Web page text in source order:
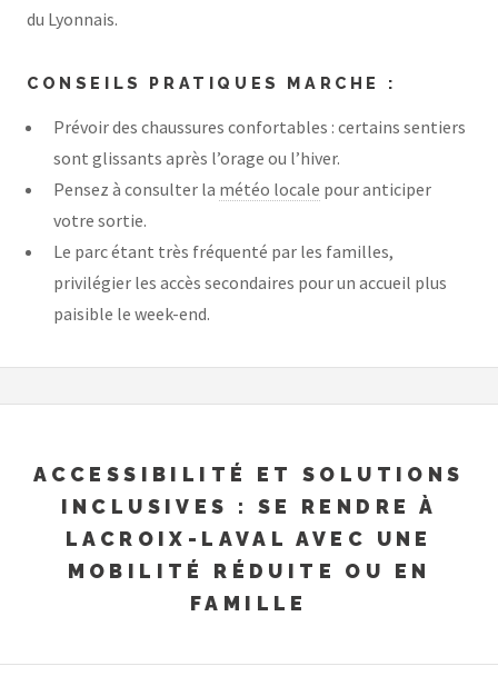
du Lyonnais.
CONSEILS PRATIQUES MARCHE :
Prévoir des chaussures confortables : certains sentiers
sont glissants après l’orage ou l’hiver.
Pensez à consulter la météo locale pour anticiper
votre sortie.
Le parc étant très fréquenté par les familles,
privilégier les accès secondaires pour un accueil plus
paisible le week-end.
ACCESSIBILITÉ ET SOLUTIONS
INCLUSIVES : SE RENDRE À
LACROIX-LAVAL AVEC UNE
MOBILITÉ RÉDUITE OU EN
FAMILLE